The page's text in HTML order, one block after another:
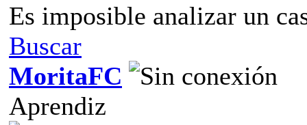
Es imposible analizar un
Buscar
MoritaFC
Aprendiz